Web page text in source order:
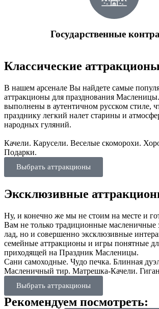
Государственные
Классические аттракционы
В нашем арсенале Вы найдете самые
аттракционы для празднования
выполнены в аутентичном русском стиле,
празднику легкий налет старины и
народных гуляний.
Качели. Карусели. Веселые скоморохи.
Подарки.
Выбрать аттракционы
Эксклюзивные
Ну, и конечно же мы не стоим на месте и
Вам не только традиционные масленичные
лад, но и совершенно эксклюзивные
семейные аттракционы и игры понятные
приходящей на Праздник Масленицы.
Сани самоходные. Чудо печка. Блинная
Масленичный тир. Матрешка-Качели.
Выбрать аттракционы
Рекомендуем посмотреть: